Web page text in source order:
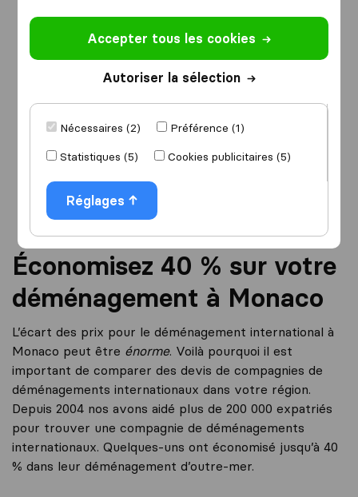
Accepter tous les cookies
Autoriser la sélection
Nécessaires (2)
Préférence (1)
Statistiques (5)
Cookies publicitaires (5)
Réglages
Je déménagedepuis
Je déménagevers
Démarrer
Économisez 40 % sur votre
déménagement à Monaco
L’écart des prix pour le déménagement international à
Monaco peut être énorme. Voilà pourquoi il est
important de comparer des devis de compagnies de
déménagements internationaux dans votre région.
Depuis 2004 nos avons aidé plus de 200 000 expatriés
pour trouver une compagnie de déménagements
internationaux. Quelques-uns ont économisé jusqu’à 40
% dans leur déménagement d’outre-mer.